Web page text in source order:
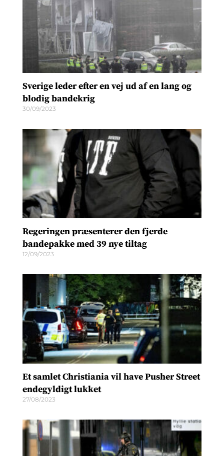
Sverige leder efter en vej ud af en lang og
blodig bandekrig
30/09/2023
Regeringen præsenterer den fjerde
bandepakke med 39 nye tiltag
12/09/2023
Et samlet Christiania vil have Pusher Street
endegyldigt lukket
27/08/2023